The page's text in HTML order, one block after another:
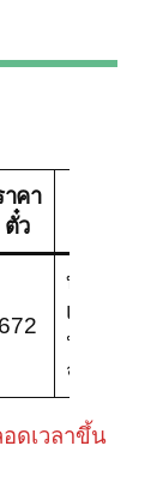
าคา
ตั๋ว
672
บริษัท
เพชร
ประเสริฐ
จำกัด
ดเวลาขึ้น